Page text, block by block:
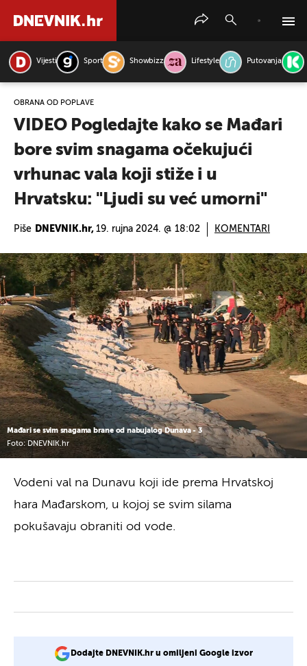
Vijesti Sport Showbizz Lifestyle Putovanja
OBRANA OD POPLAVE
VIDEO Pogledajte kako se Mađari
bore svim snagama očekujući
vrhunac vala koji stiže i u
Hrvatsku: "Ljudi su već umorni"
Piše DNEVNIK.hr, 19. rujna 2024. @ 18:02 KOMENTARI
Mađari se svim snagama brane od nabujalog Dunava - 3
Foto: DNEVNIK.hr
Vodeni val na Dunavu koji ide prema Hrvatskoj
hara Mađarskom, u kojoj se svim silama
pokušavaju obraniti od vode.
Dodajte DNEVNIK.hr u omiljeni Google izvor
PRETRAŽITE VIJESTI